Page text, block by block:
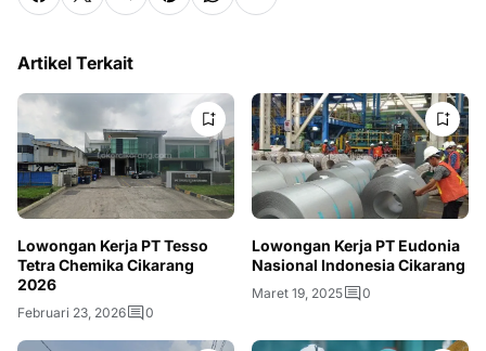
Artikel Terkait
Lowongan Kerja PT Tesso
Tetra Chemika Cikarang
2026
Februari 23, 2026 0
Lowongan Kerja PT Eudonia
Nasional Indonesia Cikarang
Maret 19, 2025 0